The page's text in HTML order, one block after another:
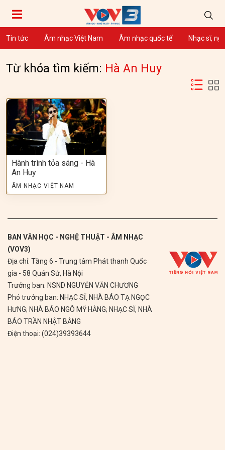
Tin tức Âm nhạc Việt Nam Âm nhạc quốc tế Nhạc sĩ,
Từ khóa tìm kiếm: Hà An Huy
Hành trình tỏa sáng - Hà
An Huy
ÂM NHẠC VIỆT NAM
BAN VĂN HỌC - NGHỆ THUẬT - ÂM NHẠC
(VOV3)
Địa chỉ: Tầng 6 - Trung tâm Phát thanh Quốc
gia - 58 Quán Sứ, Hà Nội
Trưởng ban: NSND NGUYỄN VĂN CHƯƠNG
Phó trưởng ban: NHẠC SĨ, NHÀ BÁO TẠ NGỌC
HƯNG; NHÀ BÁO NGÔ MỸ HẰNG; NHẠC SĨ, NHÀ
BÁO TRẦN NHẬT BẰNG
Điện thoại: (024)39393644